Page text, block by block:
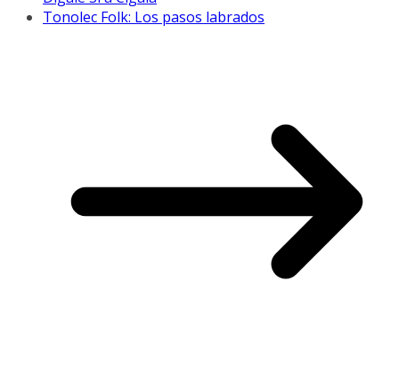
Tonolec Folk: Los pasos labrados